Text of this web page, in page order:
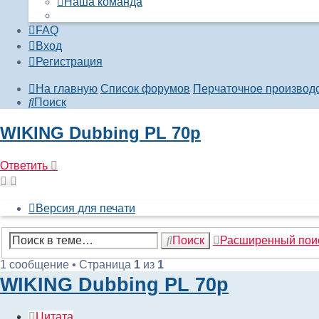
FAQ
Вход
Регистрация
На главную Список форумов Перчаточное
Поиск
WIKING Dubbing PL 70p
Ответить
Версия для печати
Поиск
Расширенный
1 сообщение • Страница 1 из 1
WIKING Dubbing PL 70p
Цитата